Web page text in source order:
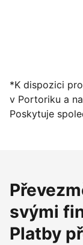
*K dispozici
v Portoriku a
Poskytuje
svými
Platby